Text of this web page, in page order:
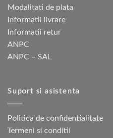
Modalitati de plata
Informatii livrare
Informatii retur
ANPC
ANPC – SAL
Suport si asistenta
Politica de confidentialitate
Termeni si conditii